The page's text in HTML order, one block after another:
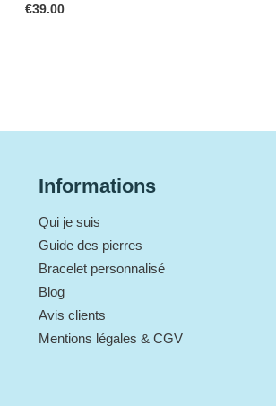
€39.00
Informations
Qui je suis
Guide des pierres
Bracelet personnalisé
Blog
Avis clients
Mentions légales & CGV